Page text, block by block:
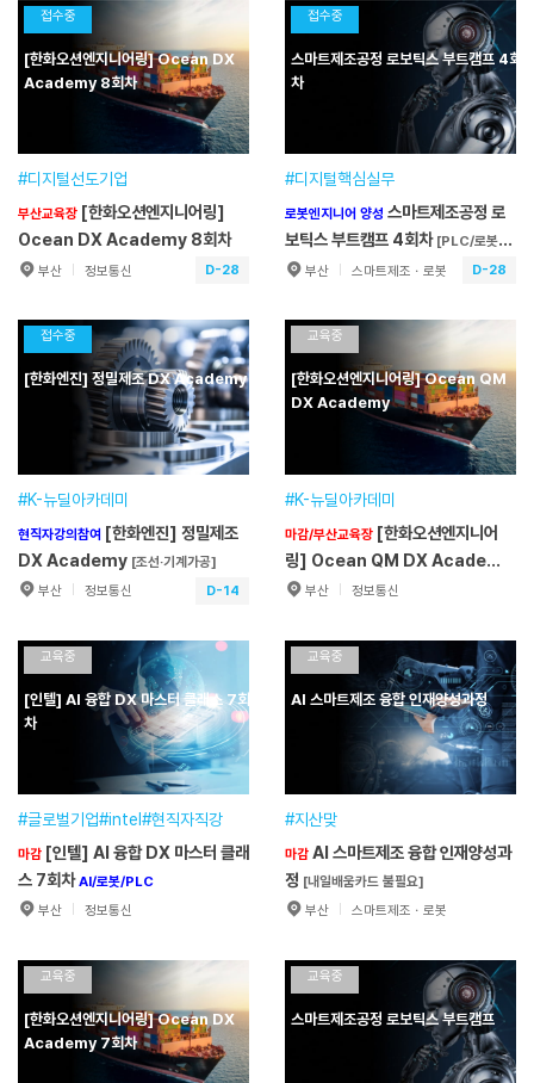
접수중
[한화오션엔지니어링] Ocean DX
Academy 8회차
#디지털선도기업
부산교육장
Ocean DX Academy 8회차
부산 정보통신 D-28
Ocean DX Academy 8회차
2026.09.07~2027.02.26
교육일정
900시간(6개월)
교육장소
예광빌딩
정보·통신분야
접수기간
2026.07.20~2026.08.18
원서접수
접수중
스마트제조공정 로보틱스 부트캠프 4회
차
#디지털핵심실무
로봇엔지니어 양성
보틱스 부트캠프 4회차 [PLC/로봇/전
기] 부산 스마트제조ㆍ로봇 D-28
로보틱스 부트캠프 4회차
로봇/전기]
훈련기간
2026.09.07~2027.03.19
교육일정
900시간(6개월)
예광빌딩
기계·장비분야
2026.07.22~2026.08.11
원서접수
접수중
[한화엔진] 정밀제조 DX Academy
#K-뉴딜아카데미
현직자강의참여
DX Academy [조선·기계가공]
부산
정보통신 D-14
조 DX Academy[조선·기계가
공]
교육일정
400시간(3개월)
예광빌딩
정보·통신분야
원서접수
교육중
[한화오션엔지니어링] Ocean QM
DX Academy
#K-뉴딜아카데미
마감/부산교육장
링] Ocean QM DX Academy
[조선 품질관리]
부산 정보통신
어링] Ocean QM DX
Academy[조선 품질관리]
2026.07.20~2026.10.23
500시간(3개월)
예광빌딩
정보·통신분야
~
원서접수
교육중
[인텔] AI 융합 DX 마스터 클래스 7회
차
#글로벌기업#intel#현직자직강
마감
스 7회차AI/로봇/PLC
부산
정보통신
클래스 7회차
훈련기간
2026.06.22~2026.12.24
교육일정
900시간(6개월)
교육장소
예광빌딩
교육중
AI 스마트제조 융합 인재양성과정
#지산맞
마감
정 [내일배움카드 불필요]
부산
스마트제조ㆍ로봇
과정[내일배움카드 불필요]
2026.06.10~2026.11.10
720시간(6개월)
예광빌딩
교육중
[한화오션엔지니어링] Ocean DX
Academy 7회차
교육중
스마트제조공정 로보틱스 부트캠프